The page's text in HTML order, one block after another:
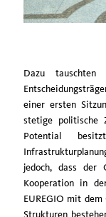
Dazu tauschten
einer ersten
stetige politische
Potential
jedoch, dass der
Kooperation in
EUREGIO mit
Strukturen